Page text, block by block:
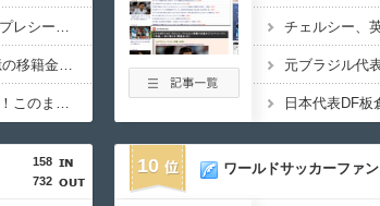
【速報】冨安がクリスタルパレスへ加入！！プレシーズン参加から本契約へ！
【速報】鈴木彩艶がPSGと原則合意！約70億の移籍金となる模様
【速報】冨安がクリスタルパレスで試合出場！このまま内定の声が上がっている模様wwwww
158
732
10 ワールドサッカーファン